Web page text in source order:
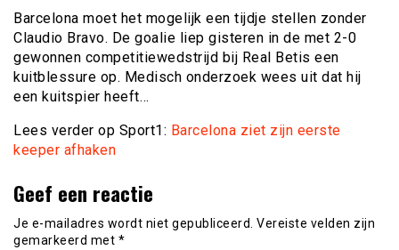
Barcelona moet het mogelijk een tijdje stellen zonder
Claudio Bravo. De goalie liep gisteren in de met 2-0
gewonnen competitiewedstrijd bij Real Betis een
kuitblessure op. Medisch onderzoek wees uit dat hij
een kuitspier heeft…
Lees verder op Sport1: Barcelona ziet zijn eerste
keeper afhaken
Geef een reactie
Je e-mailadres wordt niet gepubliceerd. Vereiste velden zijn
gemarkeerd met *